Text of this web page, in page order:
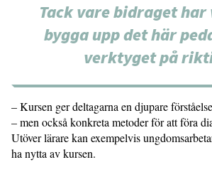
Tack vare bidraget
bygga upp det här
verktyget på
– Kursen ger deltagarna en djupare
– men också konkreta metoder för att föra
Utöver lärare kan exempelvis
ha nytta av kursen.